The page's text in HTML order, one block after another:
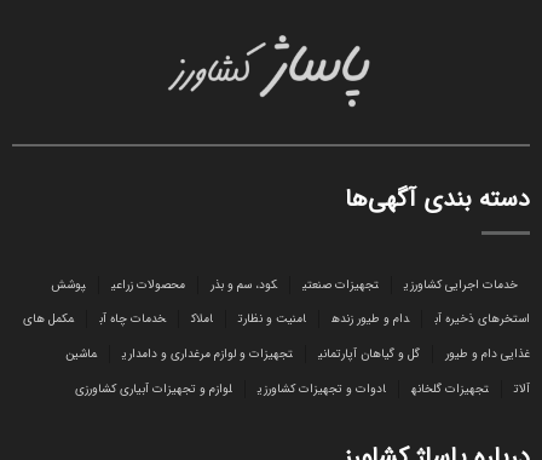
دسته بندی آگهی‌ها
خدمات اجرایی کشاورزی تجهیزات صنعتی کود، سم و بذر محصولات زراعی
پوشش
استخرهای ذخیره آب
دام و طیور زنده امنیت و نظارت املاک خدمات چاه آب
مکمل های
غذایی دام و طیور
گل و گیاهان آپارتمانی تجهیزات و لوازم مرغداری و دامداری
ماشین
آلات
تجهیزات گلخانه ادوات و تجهیزات کشاورزی لوازم و تجهیزات آبیاری کشاورزی